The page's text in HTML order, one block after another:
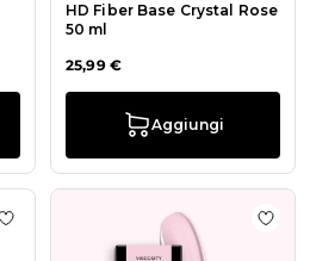
HD Fiber Base Crystal Rose
50 ml
25,99 €
Aggiungi
Aggiungi alla wishlist Fresa